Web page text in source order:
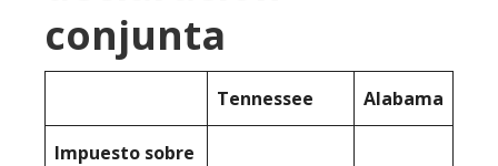
conjunta
Tennessee Alabama
Impuesto sobre